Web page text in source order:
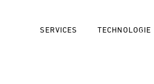
SERVICES TECHNOLOGIE